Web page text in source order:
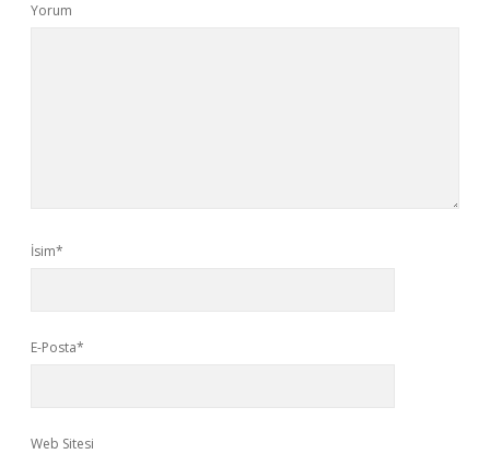
Yorum
İsim*
E-Posta*
Web Sitesi